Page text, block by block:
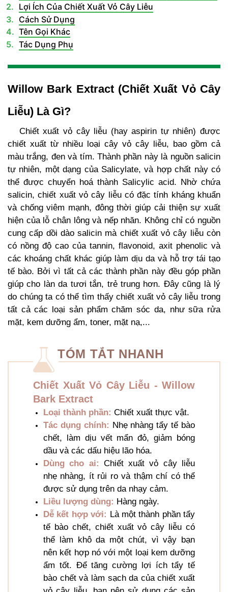
Lợi Ích Của Chiết Xuất Vỏ Cây Liễu
Cách Sử Dụng
Tên Gọi Khác
Tác Dụng Phụ
Willow Bark Extract (Chiết Xuất Vỏ Cây
Liễu) Là Gì?
Chiết xuất vỏ cây liễu (hay aspirin tự nhiên) được
chiết xuất từ ​​nhiều loại cây vỏ cây liễu, bao gồm cả
màu trắng, đen và tím. Thành phần này là nguồn salicin
tự nhiên, một dạng của Salicylate, và hợp chất này có
thể được chuyển hoá thành Salicylic acid. Nhờ chứa
salicin, chiết xuất vỏ cây liễu có đặc tính kháng khuẩn
và chống viêm mạnh, đông thời giúp cải thiện sự xuất
hiện của lỗ chân lông và nếp nhăn. Không chỉ có nguồn
cung cấp dồi dào salicin mà chiết xuất vỏ cây liễu còn
có nồng độ cao của tannin, flavonoid, axit phenolic và
các khoáng chất khác giúp làm dịu da và hỗ trợ tái tạo
tế bào. Bởi vì tất cả các thành phần này đều góp phần
giúp cho làn da tươi tắn, trẻ trung hơn. Đây cũng là lý
do chúng ta có thể tìm thấy chiết xuất vỏ cây liễu trong
tất cả các loại sản phẩm chăm sóc da, như sữa rửa
mặt, kem dưỡng ẩm, toner, mặt nạ,...
TÓM TẮT NHANH
Chiết Xuất Vỏ Cây Liễu - Willow
Bark Extract
Loại thành phần: Chiết xuất thực vật.
Tác dụng chính: Nhẹ nhàng tẩy tế bào
chết, làm dịu vết mẩn đỏ, giảm bóng
dầu và các dấu hiệu lão hóa.
Dùng cho ai: Chiết xuất vỏ cây liễu
nhẹ nhàng, ít rủi ro và thậm chí có thể
được sử dụng trên da nhạy cảm.
Liều lượng dùng: Hàng ngày.
Dễ kết hợp với: Là một thành phần tẩy
tế bào chết, chiết xuất vỏ cây liễu có
thể làm khô da một chút, vì vậy bạn
nên kết hợp nó với một loại kem dưỡng
ẩm tốt. Để tăng cường lợi ích tẩy tế
bào chết và làm sạch da của chiết xuất